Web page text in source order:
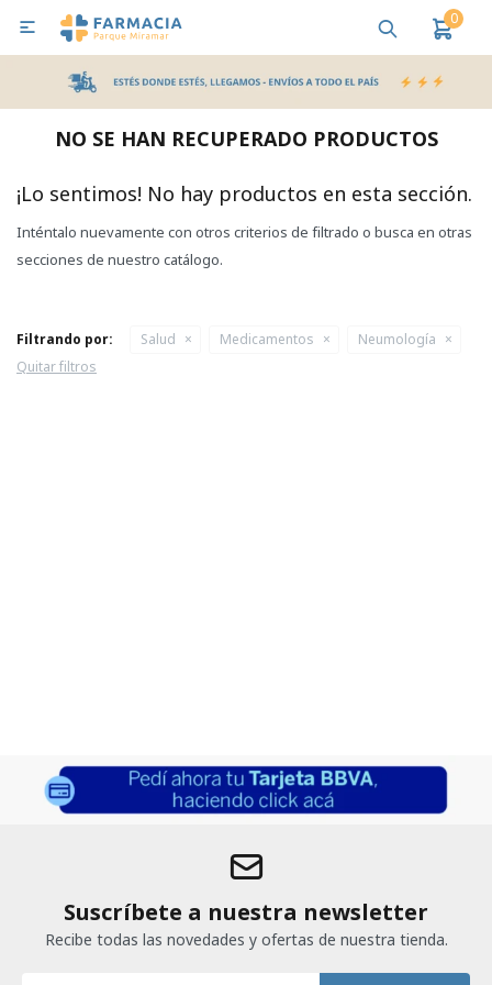
0

NO SE HAN RECUPERADO PRODUCTOS
¡Lo sentimos! No hay productos en esta sección.
Inténtalo nuevamente con otros criterios de filtrado o busca en otras
secciones de nuestro catálogo.
Filtrando por: Salud Medicamentos
Neumología
Quitar filtros
Suscríbete a nuestra newsletter
Recibe todas las novedades y ofertas de nuestra tienda.
MI CUENTA
Bebes y Maternidad Salud
Pañales y Toallitas
Lactancia y Nutrición
Higiene y Bienestar